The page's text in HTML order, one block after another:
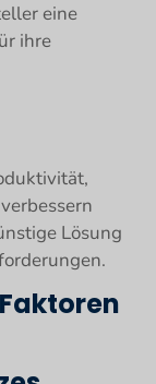
eine
ihre
Lösung